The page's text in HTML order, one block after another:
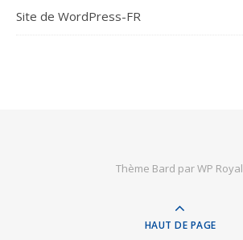
Site de WordPress-FR
Thème Bard parWP Royal
HAUT DE PAGE